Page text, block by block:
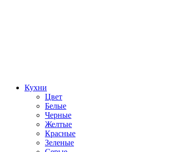
Кухни
Цвет
Белые
Черные
Желтые
Красные
Зеленые